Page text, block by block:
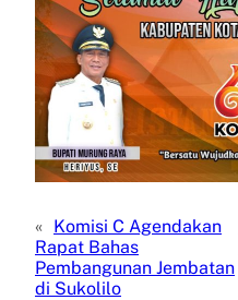
« Komisi C Agendakan
Rapat Bahas
Pembangunan Jembatan
di Sukolilo